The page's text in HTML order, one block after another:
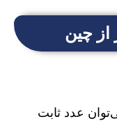
از چین
عدد ثابت